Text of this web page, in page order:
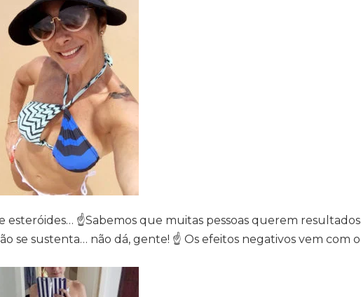
esteróides… ☝Sabemos que muitas pessoas querem resultados
se sustenta… não dá, gente! ☝ Os efeitos negativos vem com o